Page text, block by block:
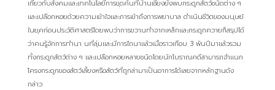
เกี่ยวกับสังคมและเทคโนโลยีการขุดค้นที่บ้านเชียงยังพบกระดูกสัตว์ชนิดต่าง ๆ
และเปลือกหอยด้วยความเข้าใจและการเข้าถึงการพยาบาล ดำเนินชีวิตของมนุษย์
ในยุคก่อนประวัติศาสตร์โดยพบว่าการขวานทำจากเหล็กและกระดูกควายก็สรุปได้
ว่าคนรู้จักการทำนา นที่ลุ่มและมีการไถนาแล้วเมื่อราวเกือบ 3 พันปีมาแล้วรวม
ทั้งกระดูกสัตว์ต่าง ๆ และเปลือกหอยหลายชนิดโดยนักโบราณคดีสามารถจำแนก
โครงกระดูกของสัตว์เลี้ยงหรือสัตว์ที่ถูกล่ามาเป็นอาการได้เลยจากหลักฐานดัง
กล่าว